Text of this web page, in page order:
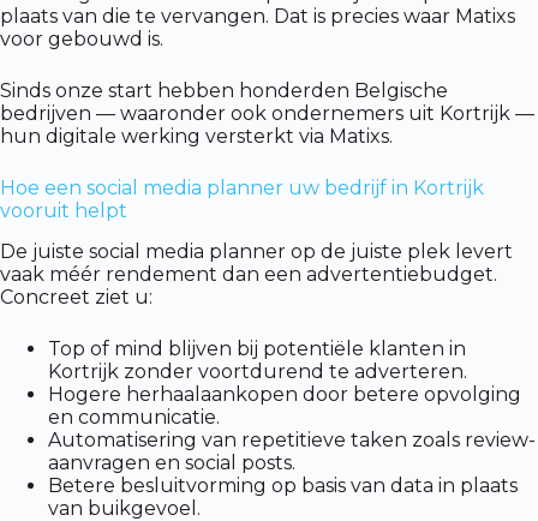
plaats van die te vervangen. Dat is precies waar Matixs
voor gebouwd is.
Sinds onze start hebben honderden Belgische
bedrijven — waaronder ook ondernemers uit Kortrijk —
hun digitale werking versterkt via Matixs.
Hoe een social media planner uw bedrijf in Kortrijk
vooruit helpt
De juiste social media planner op de juiste plek levert
vaak méér rendement dan een advertentiebudget.
Concreet ziet u:
Top of mind blijven bij potentiële klanten in
Kortrijk zonder voortdurend te adverteren.
Hogere herhaalaankopen door betere opvolging
en communicatie.
Automatisering van repetitieve taken zoals review-
aanvragen en social posts.
Betere besluitvorming op basis van data in plaats
van buikgevoel.